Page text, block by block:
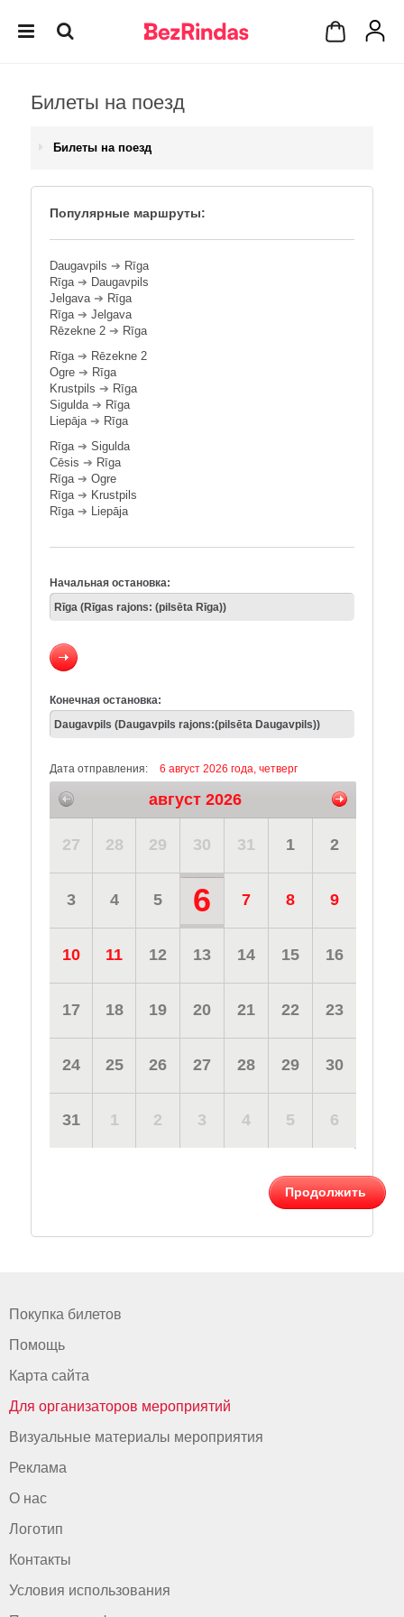
Билеты на поезд
Билеты на поезд
Популярные маршруты:
Daugavpils ➔ Rīga
Rīga➔ Daugavpils
Jelgava➔ Rīga
Rīga➔ Jelgava
Rēzekne 2 ➔ Rīga
Rīga➔ Rēzekne 2
Ogre ➔ Rīga
Krustpils ➔ Rīga
Sigulda➔ Rīga
Liepāja➔ Rīga
Rīga➔ Sigulda
Cēsis ➔ Rīga
Rīga➔ Ogre
Rīga➔ Krustpils
Rīga➔ Liepāja
Начальная остановка:
Конечная остановка:
Дата отправления: 6 август 2026 года, четверг
август 2026
27 28 29 30 31 1 2
3 4 5 6 7 8 9
10 11 12 13 14 15 16
17 18 19 20 21 22 23
24 25 26 27 28 29 30
31 1 2 3 4 5 6
Продолжить
Покупка билетов
Помощь
Карта сайта
Для организаторов мероприятий
Визуальные материалы мероприятия
Реклама
О нас
Логотип
Контакты
Условия использования